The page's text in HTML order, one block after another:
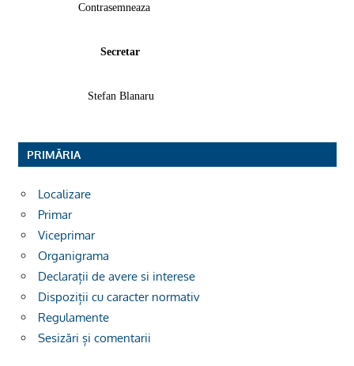
Contrasemneaza
Secretar
Stefan Blanaru
PRIMĂRIA
Localizare
Primar
Viceprimar
Organigrama
Declarații de avere si interese
Dispoziții cu caracter normativ
Regulamente
Sesizări și comentarii